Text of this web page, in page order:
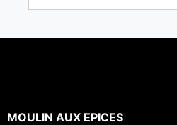
MOULIN AUX EPICES